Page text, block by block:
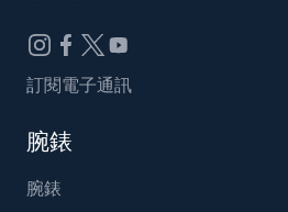
訂閱電子通訊
腕錶
腕錶